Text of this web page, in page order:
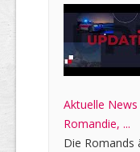
Aktuelle
Romandie, ...
Die Romands